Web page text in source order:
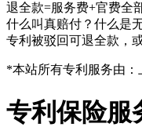
退全款=服务费+官费全
什么叫真赔付？什么是
专利被驳回可退全款，
*本站所有专利服务由：
专利保险服